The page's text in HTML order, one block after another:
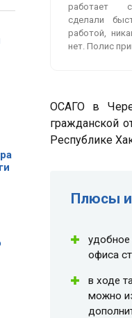
работает
сделали
работой,
нет. Полис
ОСАГО в
гражданской
Республике
Плюсы
офиса
в ходе
можно